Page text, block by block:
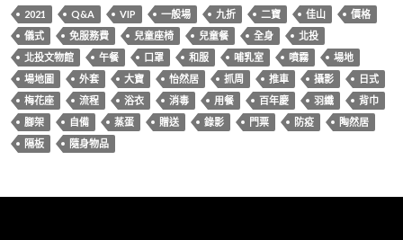
2021 Q&A VIP 一般場 九折 二寶 佳山
價格
儀式
免服務費 兒童座椅 兒童餐 全身
北投
北投文物館
午餐 口罩 和服 哺乳室 噴霧
場地
場地圖
外套 大寶 怡然居 抓周 推車 攝影
日式
梅花座
流程 浴衣 消毒 用餐 百年慶 羽纖
背巾
腳架
自備 蒸蛋 贈送 錄影 門票 防疫
陶然居
隔板
隨身物品